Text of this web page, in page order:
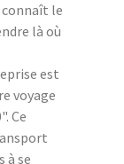
connaît le
là où
est
voyage
Ce
à se